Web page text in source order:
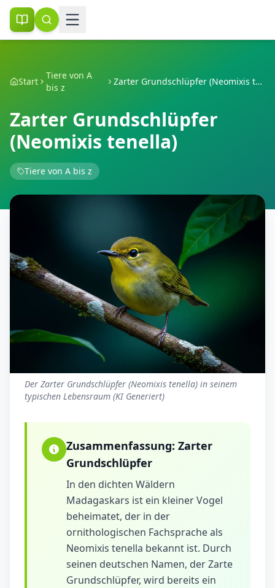
Start
Tiere von A
bis z
Zarter Grundschlüpfer (Neomixis tenella)
Zarter Grundschlüpfer
(Neomixis tenella)
Tiere von A bis z
Der Zarter Grundschlüpfer (Neomixis tenella) in seinem
typischen Lebensraum (KI Generiert)
Zusammenfassung: Zarter
Grundschlüpfer
In den dichten Wäldern
Madagaskars ist ein kleiner Vogel
beheimatet, der in der
ornithologischen Fachsprache als
Neomixis tenella bekannt ist. Durch
seinen deutschen Namen, der Zarte
Grundschlüpfer, wird bereits ein